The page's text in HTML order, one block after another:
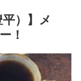
）】メ
！